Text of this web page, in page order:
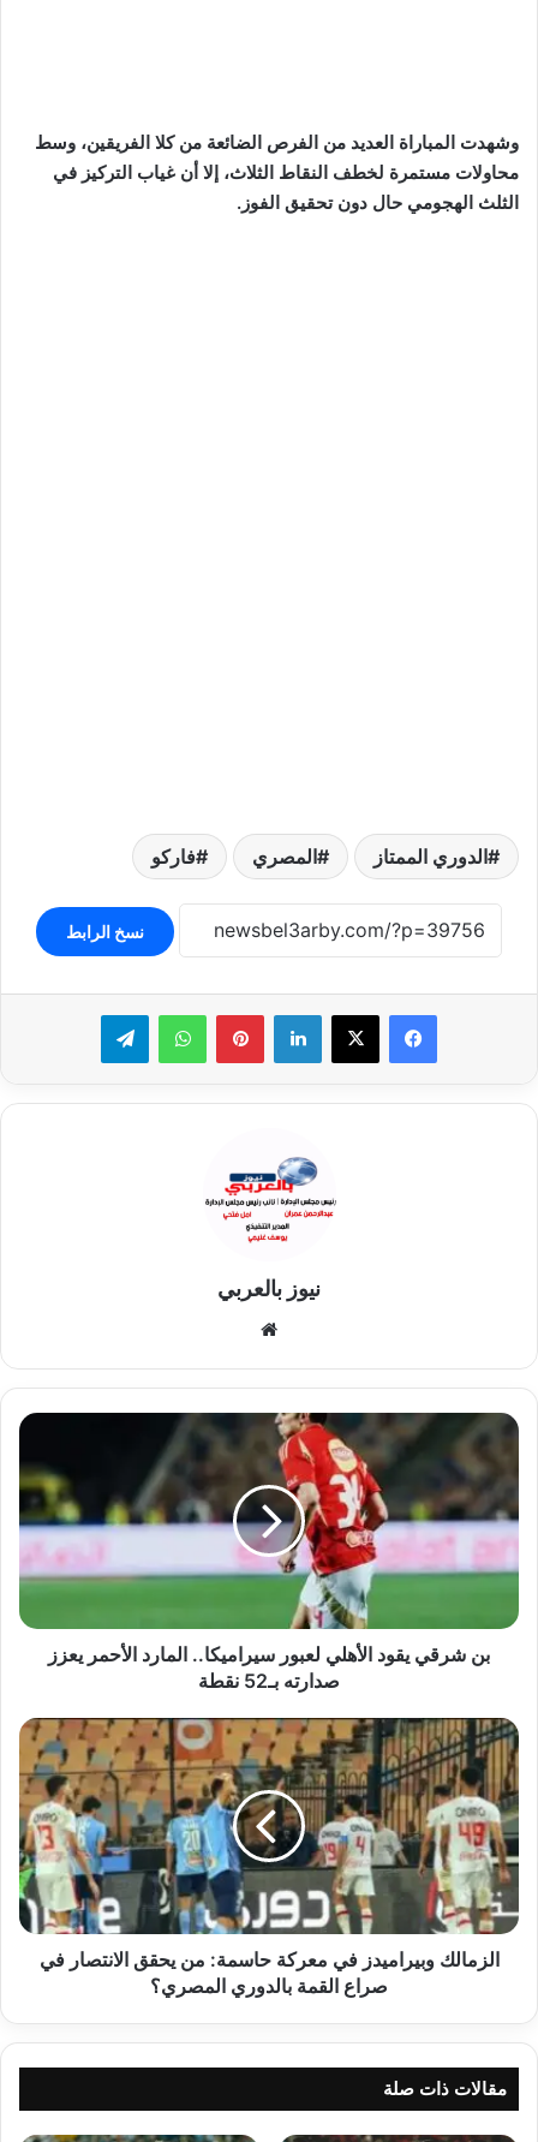
وشهدت المباراة العديد من الفرص الضائعة من كلا الفريقين، وسط
محاولات مستمرة لخطف النقاط الثلاث، إلا أن غياب التركيز في
الثلث الهجومي حال دون تحقيق الفوز.
الدوري الممتاز المصري فاركو
نسخ الرابط
لينكدإن بينتيريستواتساب تيلقرام
نيوز بالعربي
بن
الأهلي
لعبور
المارد
يعزز
صدارتهبن شرقي يقود الأهلي لعبور سيراميكا.. المارد الأحمر يعزز
صدارته بـ52 نقطة
الزمالك
وبيراميدز
في
معركة
حاسمة:
من
يحقق
الانتصار
في
صراعالزمالك وبيراميدز في معركة حاسمة: من يحقق الانتصار في
صراع القمة بالدوري المصري؟
مقالات ذات صلة